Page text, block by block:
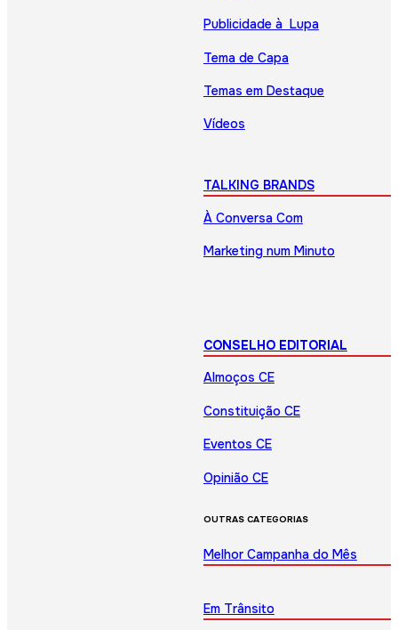
Publicidade à Lupa
Tema de Capa
Temas em Destaque
Vídeos
TALKING BRANDS
À Conversa Com
Marketing num Minuto
CONSELHO EDITORIAL
Almoços CE
Constituição CE
Eventos CE
Opinião CE
OUTRAS CATEGORIAS
Melhor Campanha do Mês
Em Trânsito